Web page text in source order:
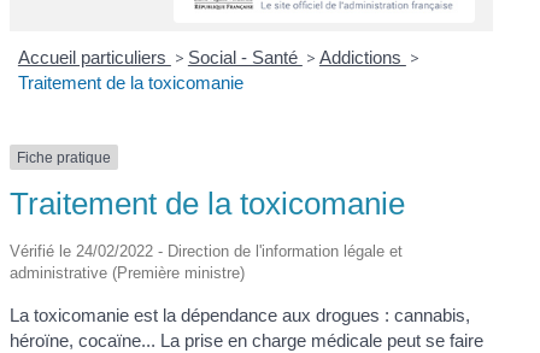
Accueil particuliers > Social - Santé > Addictions >
Traitement de la toxicomanie
Fiche pratique
Traitement de la toxicomanie
Vérifié le 24/02/2022 - Direction de l'information légale et
administrative (Première ministre)
La toxicomanie est la dépendance aux drogues : cannabis,
héroïne, cocaïne... La prise en charge médicale peut se faire